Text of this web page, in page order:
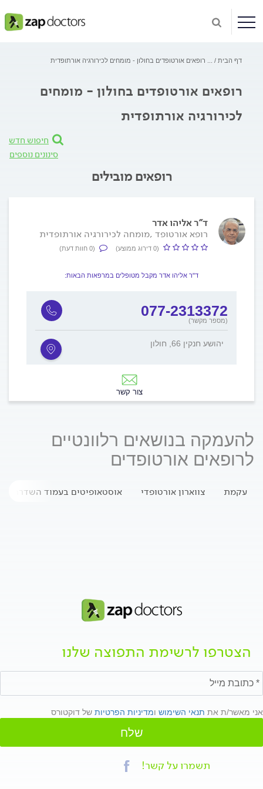
דף הבית רופאים אורטופדים בחולון - מומחים לכירורגיה אורתופדית
רופאים אורטופדים בחולון - מומחים
לכירורגיה אורתופדית
חיפוש חדש
סינונים נוספים
רופאים מובילים
ד"ר אליהו אדר
רופא אורטופד ,מומחה לכירורגיה אורתופדית
(0 דירוג ממוצע) (0 חוות דעת)
ד"ר אליהו אדר מקבל מטופלים במרפאות הבאות:
077-2313372
(מספר מקשר)
יהושע חנקין 66, חולון
צור קשר
להעמקה בנושאים רלוונטיים
לרופאים אורטופדים
עקמת צווארון אורטופדי אוסטאופיטים בעמוד השדרה
הצטרפו לרשימת התפוצה שלנו
אני מאשר/ת את תנאי השימוש ומדיניות הפרטיות של דוקטורס
שלח
תשמרו על קשר!